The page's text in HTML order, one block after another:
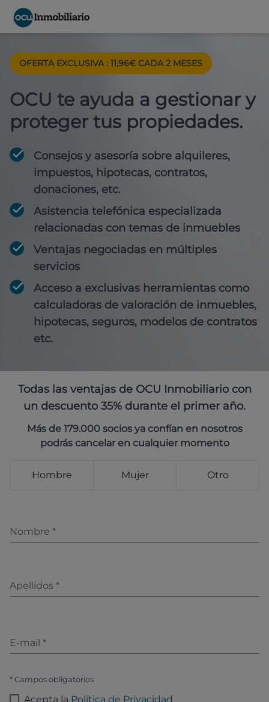
OFERTA EXCLUSIVA : 11,96€ CADA 2 MESES
OCU te ayuda a gestionar y
proteger tus propiedades.
Consejos y asesoría sobre alquileres,
impuestos, hipotecas, contratos,
donaciones, etc.
Asistencia telefónica especializada
relacionadas con temas de inmuebles
Ventajas negociadas en múltiples
servicios
Acceso a exclusivas herramientas como
calculadoras de valoración de inmuebles,
hipotecas, seguros, modelos de contratos
etc.
Todas las ventajas de OCU Inmobiliario con
un descuento 35% durante el primer año.
Más de 179.000 socios ya confían en nosotros
podrás cancelar en cualquier momento
Hombre Mujer Otro
Nombre *
Apellidos *
E-mail *
* Campos obligatorios
Acepta la Política de Privacidad